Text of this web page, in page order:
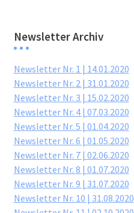
Newsletter Archiv
Newsletter Nr. 1 | 14.01.2020
Newsletter Nr. 2 | 31.01.2020
Newsletter Nr. 3 | 15.02.2020
Newsletter Nr. 4 | 07.03.2020
Newsletter Nr. 5 | 01.04.2020
Newsletter Nr. 6 | 01.05.2020
Newsletter Nr. 7 | 02.06.2020
Newsletter Nr. 8 | 01.07.2020
Newsletter Nr. 9 | 31.07.2020
Newsletter Nr. 10 | 31.08.2020